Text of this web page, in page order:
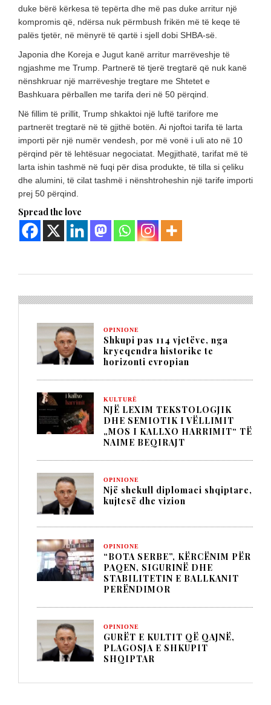
duke bërë kërkesa të tepërta dhe më pas duke arritur një
kompromis që, ndërsa nuk përmbush frikën më të keqe të
palës tjetër, në mënyrë të qartë i sjell dobi SHBA-së.
Japonia dhe Koreja e Jugut kanë arritur marrëveshje të
ngjashme me Trump. Partnerë të tjerë tregtarë që nuk kanë
nënshkruar një marrëveshje tregtare me Shtetet e
Bashkuara përballen me tarifa deri në 50 përqind.
Në fillim të prillit, Trump shkaktoi një luftë tarifore me
partnerët tregtarë në të gjithë botën. Ai njoftoi tarifa të larta
importi për një numër vendesh, por më vonë i uli ato në 10
përqind për të lehtësuar negociatat. Megjithatë, tarifat më të
larta ishin tashmë në fuqi për disa produkte, të tilla si çeliku
dhe alumini, të cilat tashmë i nënshtroheshin një tarife importi
prej 50 përqind.
Spread the love
OPINIONE
Shkupi pas 114 vjetëve, nga
kryeqendra historike te
horizonti evropian
KULTURË
NJË LEXIM TEKSTOLOGJIK
DHE SEMIOTIK I VËLLIMIT
„MOS I KALLXO HARRIMIT“ TË
NAIME BEQIRAJT
OPINIONE
Një shekull diplomaci shqiptare,
kujtesë dhe vizion
OPINIONE
“BOTA SERBE”, KËRCËNIM PËR
PAQEN, SIGURINË DHE
STABILITETIN E BALLKANIT
PERËNDIMOR
OPINIONE
GURËT E KULTIT QË QAJNË,
PLAGOSJA E SHKUPIT
SHQIPTAR